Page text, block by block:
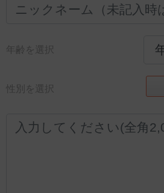
年齢を選択
性別を選択